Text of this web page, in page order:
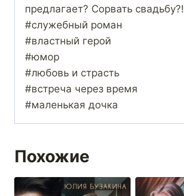
предлагает? Сорвать свадьбу?!
#cлужебный роман
#властный герой
#юмор
#любовь и страсть
#встреча через время
#маленькая дочка
Похожие